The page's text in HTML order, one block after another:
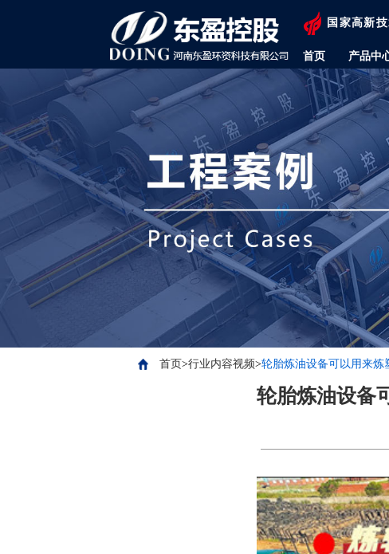
国家高新
首页 产品中
首页>行业内容视频>轮胎炼油设备可以用来炼
轮胎炼油设备